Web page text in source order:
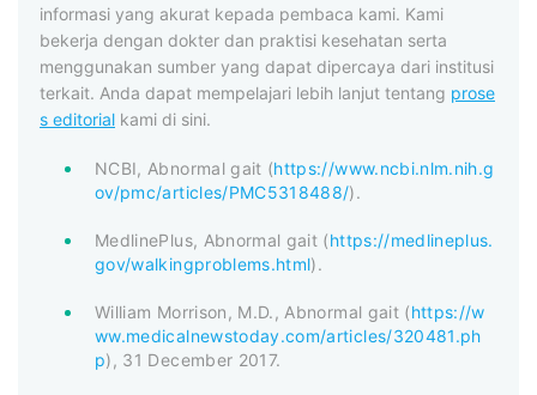
informasi yang akurat kepada pembaca kami. Kami
bekerja dengan dokter dan praktisi kesehatan serta
menggunakan sumber yang dapat dipercaya dari institusi
terkait. Anda dapat mempelajari lebih lanjut tentang prose
s editorial kami di sini.
NCBI, Abnormal gait (https://www.ncbi.nlm.nih.g
ov/pmc/articles/PMC5318488/).
MedlinePlus, Abnormal gait (https://medlineplus.
gov/walkingproblems.html).
William Morrison, M.D., Abnormal gait (https://w
ww.medicalnewstoday.com/articles/320481.ph
p), 31 December 2017.